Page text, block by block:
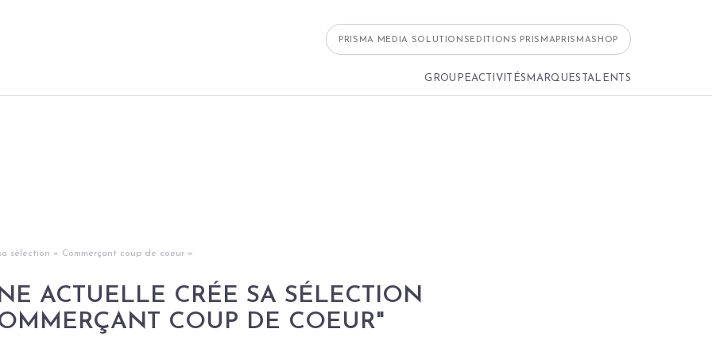
PRISMA MEDIA SOLUTIONS EDITIONS PRISMA PRISMASHOP
GROUPEACTIVITÉS MARQUES TALENTS
sélection « Commerçant coup de coeur »
ACTUELLE CRÉE SA SÉLECTION
COUP DE COEUR"